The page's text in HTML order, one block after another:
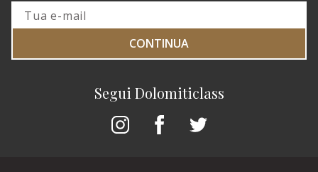
Segui Dolomiticlass
CONTINUA